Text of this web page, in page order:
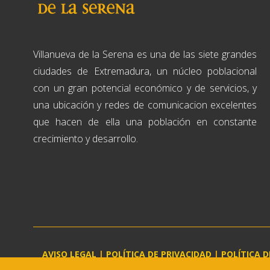
Villanueva de la Serena es una de las siete grandes
ciudades de Extremadura, un núcleo poblacional
con un gran potencial económico y de servicios, y
una ubicación y redes de comunicacion excelentes
que hacen de ella una población en constante
crecimiento y desarrollo.
AVISO LEGAL | POLÍTICA DE PRIVACIDAD | POLÍTICA